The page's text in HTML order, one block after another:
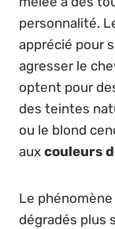
personnalité.
apprécié pour
agresser le
optent pour
des teintes
ou le blond
aux couleurs
Le
dégradés plus